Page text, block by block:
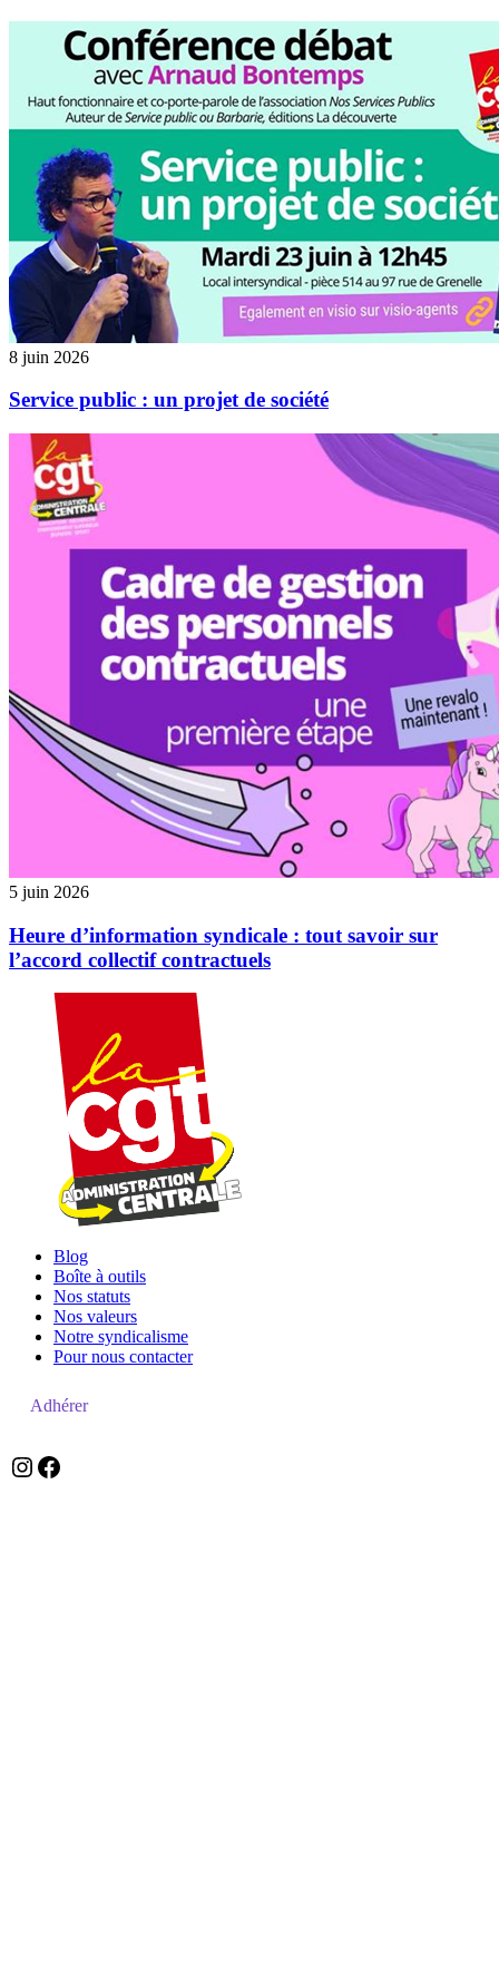
8 juin 2026
Service public : un projet de société
5 juin 2026
Heure d’information syndicale : tout savoir sur
l’accord collectif contractuels
Blog
Boîte à outils
Nos statuts
Nos valeurs
Notre syndicalisme
Pour nous contacter
Adhérer
zefzefr
Facebook